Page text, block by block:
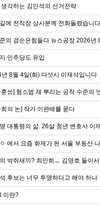
각하는 김민석의 선거전략
에 전직장 상사분께 전화돌렸습니
의 겸손은힘들다 뉴스공장 2026년
민주당도 유입
8월 4일(화) 다섯시 이재석입니다
훈쑈] 형소법 재 뿌리는 공작 수준의
희의 논] 작가 이완배를 묻다
대통령의 삶. 26살 청년 변호사 이
에서 요즘 화제가 된 서울 부동산
박쥐새끼? 최민희ㅡ 김영호 둘이
후보는 너무 투명하다고 해야 하나
이란?